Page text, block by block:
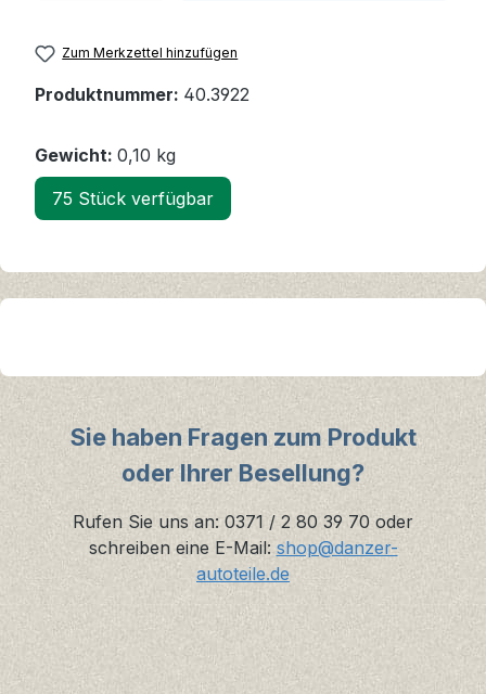
Zum Merkzettel hinzufügen
Produktnummer: 40.3922
Gewicht: 0,10 kg
75 Stück verfügbar
Sie haben Fragen zum Produkt
oder Ihrer Besellung?
Rufen Sie uns an: 0371 / 2 80 39 70 oder
schreiben eine E-Mail: shop@danzer-
autoteile.de